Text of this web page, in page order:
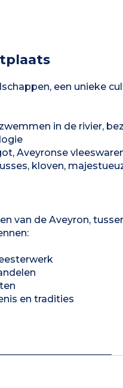
een unieke
in de rivier,
Aveyronse
kloven,
van de Aveyron,
en tradities